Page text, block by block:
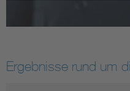
Ergebnisse rund um